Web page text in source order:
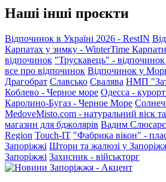
Наші інші проєкти
Відпочинок в Україні 2026 - RestIN
Карпатах у зимку - WinterTime
відпочинок "Трускавець" - відпочинок
все про відпочинок Відпочинок у
Драгобрат Славсько Свалява НМП
Коблево - Черное море Одесса -
Каролино-Бугаз - Черное Море
MedoveMisto.com - натуральний віск
магазин для бджолярів Вадим
Region Touch-IT "Фабрика вікон" -
Запоріжжі Штори та жалюзі у
Запоріжжі Захисник - військторг